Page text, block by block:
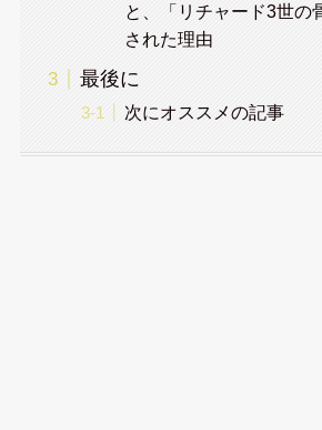
と、「リチャード3世の
された理由
最後に
次にオススメの記事